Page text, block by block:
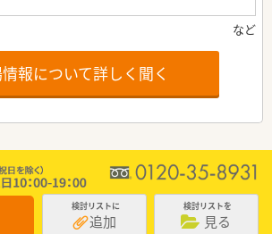
報について詳しく聞く
検討リストに
追加
検討リストを
見る